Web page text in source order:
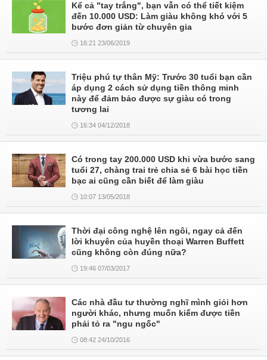
Kể cả "tay trắng", bạn vẫn có thể tiết kiệm
đến 10.000 USD: Làm giàu không khó với 5
bước đơn giản từ chuyên gia
16:21 23/06/2019
Triệu phú tự thân Mỹ: Trước 30 tuổi bạn cần
áp dụng 2 cách sử dụng tiền thông minh
này để đảm bảo được sự giàu có trong
tương lai
16:34 04/12/2018
Có trong tay 200.000 USD khi vừa bước sang
tuổi 27, chàng trai trẻ chia sẻ 6 bài học tiền
bạc ai cũng cần biết để làm giàu
10:07 13/05/2018
Thời đại công nghệ lên ngôi, ngay cả đến
lời khuyên của huyền thoại Warren Buffett
cũng không còn đúng nữa?
19:46 07/03/2017
Các nhà đầu tư thường nghĩ mình giỏi hơn
người khác, nhưng muốn kiếm được tiền
phải tỏ ra "ngu ngốc"
08:42 24/10/2016